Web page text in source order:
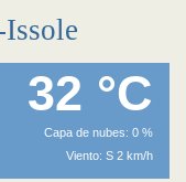
32 °C
Capa de nubes: 0 %
Viento: S 2 km/h